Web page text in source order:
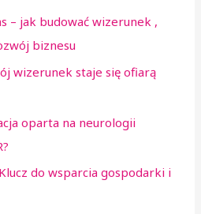
– jak budować wizerunek ,
biznesu
wizerunek staje się ofiarą
oparta na neurologii
do wsparcia gospodarki i